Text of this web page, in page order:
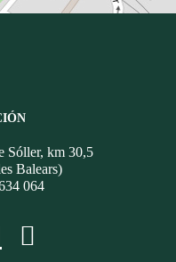
Sóller, km 30,5
Balears)
064